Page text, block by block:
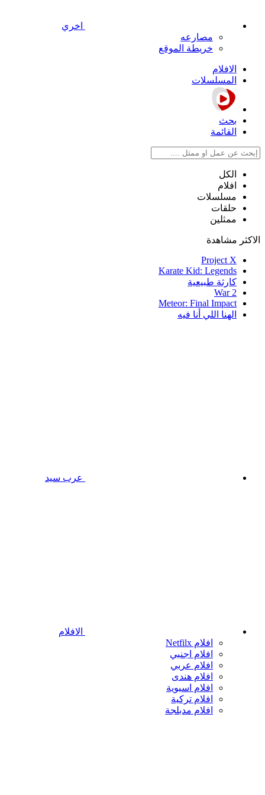
اخري
مصارعه
خريطة الموقع
الافلام
المسلسلات
بحث
القائمة
الكل
افلام
مسلسلات
حلقات
ممثلين
الاكثر مشاهدة
Project X
Karate Kid: Legends
كارثة طبيعية
War 2
Meteor: Final Impact
الهنا اللي أنا فيه
عرب سيد
الافلام
افلام Netfilx
افلام اجنبي
افلام عربي
افلام هندى
افلام اسيوية
افلام تركية
افلام مدبلجة